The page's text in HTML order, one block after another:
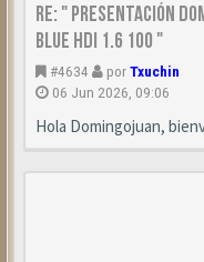
Re: " Presentación
Blue HDI 1.6 100 "
#4634 porTxuchin
06 Jun 2026, 09:06
Hola Domingojuan,